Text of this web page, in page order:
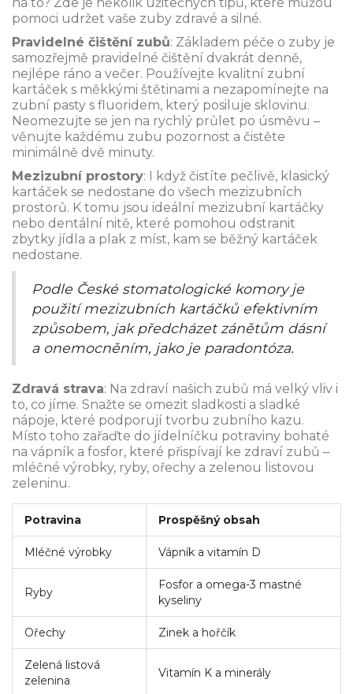
na to? Zde je několik užitečných tipů, které můžou
pomoci udržet vaše zuby zdravé a silné.
Pravidelné čištění zubů: Základem péče o zuby je
samozřejmě pravidelné čištění dvakrát denně,
nejlépe ráno a večer. Používejte kvalitní zubní
kartáček s měkkými štětinami a nezapomínejte na
zubní pasty s fluoridem, který posiluje sklovinu.
Neomezujte se jen na rychlý průlet po úsměvu –
věnujte každému zubu pozornost a čistěte
minimálně dvě minuty.
Mezizubní prostory: I když čistíte pečlivě, klasický
kartáček se nedostane do všech mezizubních
prostorů. K tomu jsou ideální mezizubní kartáčky
nebo dentální nitě, které pomohou odstranit
zbytky jídla a plak z míst, kam se běžný kartáček
nedostane.
Podle České stomatologické komory je
použití mezizubních kartáčků efektivním
způsobem, jak předcházet zánětům dásní
a onemocněním, jako je paradontóza.
Zdravá strava: Na zdraví našich zubů má velký vliv i
to, co jíme. Snažte se omezit sladkosti a sladké
nápoje, které podporují tvorbu zubního kazu.
Místo toho zařaďte do jídelníčku potraviny bohaté
na vápník a fosfor, které přispívají ke zdraví zubů –
mléčné výrobky, ryby, ořechy a zelenou listovou
zeleninu.
Potravina Prospěšný obsah
Mléčné výrobky Vápník a vitamín D
Ryby
Fosfor a omega-3 mastné
kyseliny
Ořechy Zinek a hořčík
Zelená listová
zelenina
Vitamín K a minerály